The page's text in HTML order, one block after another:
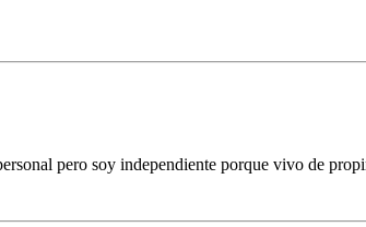
pero soy independiente porque vivo de